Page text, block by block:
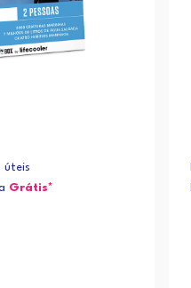
úteis
Grátis*